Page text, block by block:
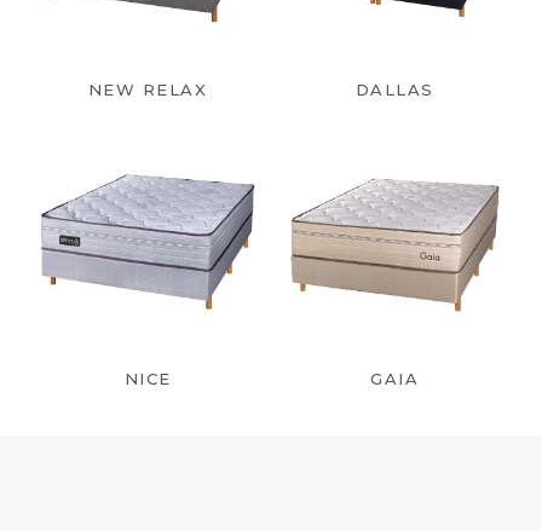
NEW RELAX DALLAS
NICE GAIA